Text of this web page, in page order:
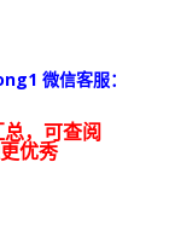
微信客服：
，可查阅
优秀